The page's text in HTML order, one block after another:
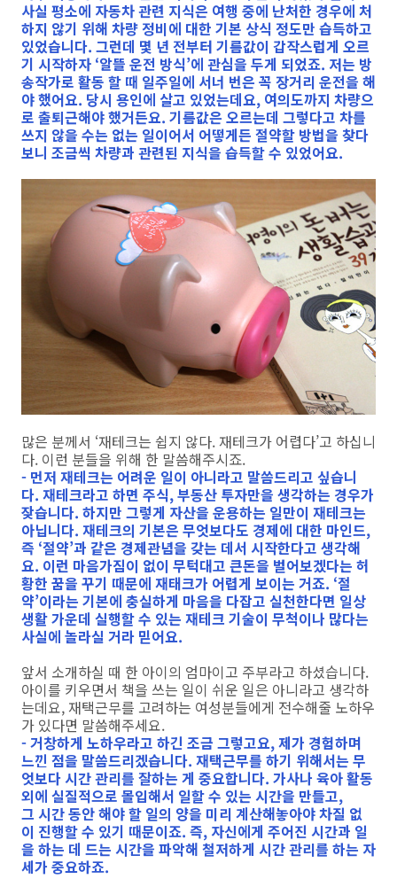
사실 평소에 자동차 관련 지식은 여행 중에 난처한 경우에 처
하지 않기 위해 차량 정비에 대한 기본 상식 정도만 습득하고
있었습니다. 그런데 몇 년 전부터 기름값이 갑작스럽게 오르
기 시작하자 ‘알뜰 운전 방식’에 관심을 두게 되었죠. 저는 방
송작가로 활동 할 때 일주일에 서너 번은 꼭 장거리 운전을 해
야 했어요. 당시 용인에 살고 있었는데요, 여의도까지 차량으
로 출퇴근해야 했거든요. 기름값은 오르는데 그렇다고 차를
쓰지 않을 수는 없는 일이어서 어떻게든 절약할 방법을 찾다
보니 조금씩 차량과 관련된 지식을 습득할 수 있었어요.
많은 분께서 ‘재테크는 쉽지 않다. 재테크가 어렵다’고 하십니
다. 이런 분들을 위해 한 말씀해주시죠.
- 먼저 재테크는 어려운 일이 아니라고 말씀드리고 싶습니
다. 재테크라고 하면 주식, 부동산 투자만을 생각하는 경우가
잦습니다. 하지만 그렇게 자산을 운용하는 일만이 재테크는
아닙니다. 재테크의 기본은 무엇보다도 경제에 대한 마인드,
즉 ‘절약’과 같은 경제관념을 갖는 데서 시작한다고 생각해
요. 이런 마음가짐이 없이 무턱대고 큰돈을 벌어보겠다는 허
황한 꿈을 꾸기 때문에 재태크가 어렵게 보이는 거죠. ‘절
약’이라는 기본에 충실하게 마음을 다잡고 실천한다면 일상
생활 가운데 실행할 수 있는 재테크 기술이 무척이나 많다는
사실에 놀라실 거라 믿어요.
앞서 소개하실 때 한 아이의 엄마이고 주부라고 하셨습니다.
아이를 키우면서 책을 쓰는 일이 쉬운 일은 아니라고 생각하
는데요, 재택근무를 고려하는 여성분들에게 전수해줄 노하우
가 있다면 말씀해주세요.
- 거창하게 노하우라고 하긴 조금 그렇고요, 제가 경험하며
느낀 점을 말씀드리겠습니다. 재택근무를 하기 위해서는 무
엇보다 시간 관리를 잘하는 게 중요합니다. 가사나 육아 활동
외에 실질적으로 몰입해서 일할 수 있는 시간을 만들고,
그 시간 동안 해야 할 일의 양을 미리 계산해놓아야 차질 없
이 진행할 수 있기 때문이죠. 즉, 자신에게 주어진 시간과 일
을 하는 데 드는 시간을 파악해 철저하게 시간 관리를 하는 자
세가 중요하죠.